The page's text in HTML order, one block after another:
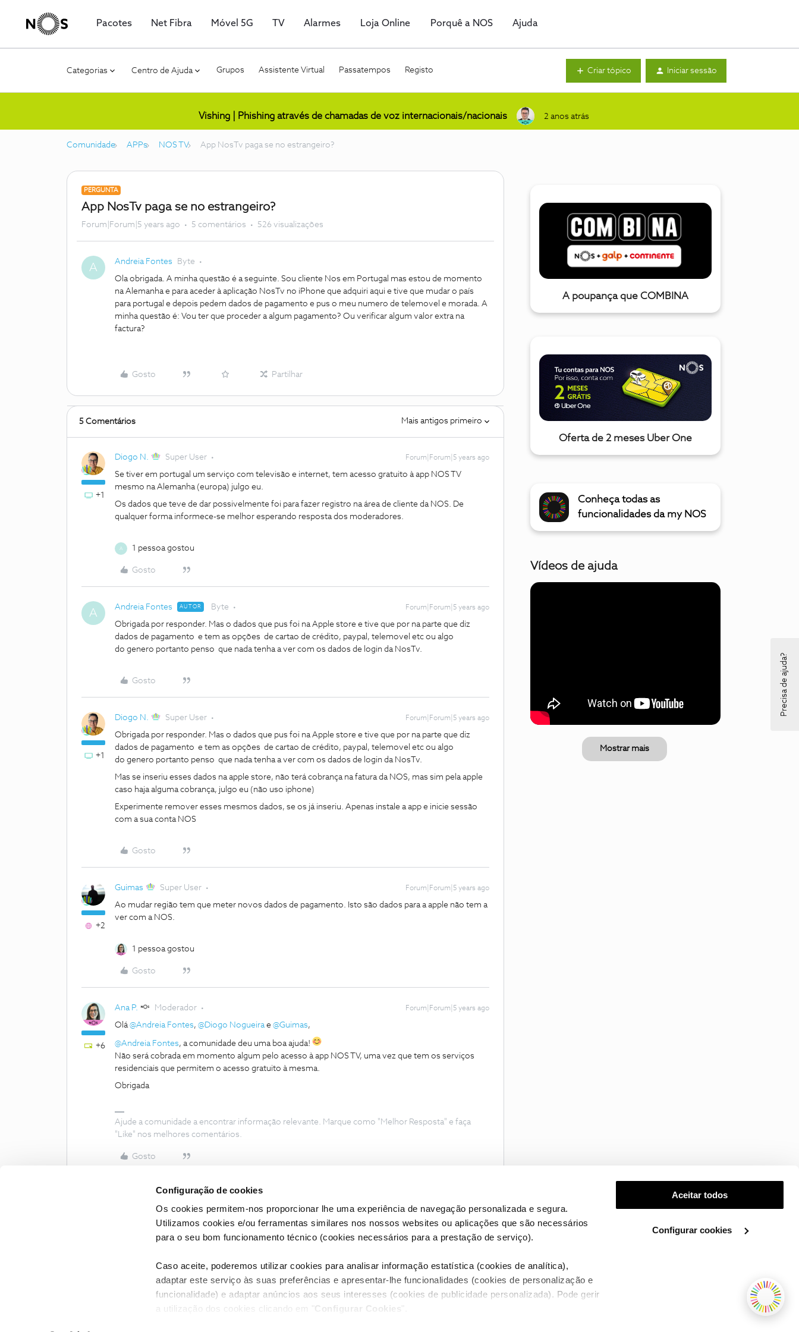
Configuração de cookies
Os cookies permitem-nos proporcionar lhe uma experiência de navegação personalizada e segura.
Utilizamos cookies e/ou ferramentas similares nos nossos websites ou aplicações que são necessários
para o seu bom funcionamento técnico (cookies necessários para a prestação de serviço).
Caso aceite, poderemos utilizar cookies para analisar informação estatística (cookies de analítica),
adaptar este serviço às suas preferências e apresentar-lhe funcionalidades (cookies de personalização e
funcionalidade) e adaptar anúncios aos seus interesses (cookies de publicidade personalizada). Pode gerir
a utilização dos cookies clicando em " Configurar Cookies ".
Aceitar todos
Configurar cookies
Pacotes Net Fibra Móvel 5G TV Alarmes Loja Online Porquê a NOS Ajuda
Categorias Centro de Ajuda Grupos Assistente Virtual Passatempos Registo Criar tópico Iniciar sessão
Vishing | Phishing através de chamadas de voz internacionais/nacionais 2 anos atrás
Comunidade APPs NOS TV App NosTv paga se no estrangeiro?
PERGUNTA
App NosTv paga se no estrangeiro?
Forum|Forum|5 years ago 5 comentários 526 visualizações
A Andreia Fontes Byte
Ola obrigada. A minha questão é a seguinte. Sou cliente Nos em Portugal mas estou de momento
na Alemanha e para aceder à aplicação NosTv no iPhone que adquiri aqui e tive que mudar o país
para portugal e depois pedem dados de pagamento e pus o meu numero de telemovel e morada. A
minha questão é: Vou ter que proceder a algum pagamento? Ou verificar algum valor extra na
factura?
Gosto Partilhar
5 Comentários Mais antigos primeiro
+1
Diogo N. Super User Forum|Forum|5 years ago
Se tiver em portugal um serviço com televisão e internet, tem acesso gratuito à app NOS TV
mesmo na Alemanha (europa) julgo eu.
Os dados que teve de dar possivelmente foi para fazer registro na área de cliente da NOS. De
qualquer forma informece-se melhor esperando resposta dos moderadores.
A 1 pessoa gostou
Gosto
A Andreia Fontes AUTOR Byte Forum|Forum|5 years ago
Obrigada por responder. Mas o dados que pus foi na Apple store e tive que por na parte que diz
dados de pagamento e tem as opções de cartao de crédito, paypal, telemovel etc ou algo
do genero portanto penso que nada tenha a ver com os dados de login da NosTv.
Gosto
+1
Diogo N. Super User Forum|Forum|5 years ago
Obrigada por responder. Mas o dados que pus foi na Apple store e tive que por na parte que diz
dados de pagamento e tem as opções de cartao de crédito, paypal, telemovel etc ou algo
do genero portanto penso que nada tenha a ver com os dados de login da NosTv.
Mas se inseriu esses dados na apple store, não terá cobrança na fatura da NOS, mas sim pela apple
caso haja alguma cobrança, julgo eu (não uso iphone)
Experimente remover esses mesmos dados, se os já inseriu. Apenas instale a app e inicie sessão
com a sua conta NOS
Gosto
+2
Guimas Super User Forum|Forum|5 years ago
Ao mudar região tem que meter novos dados de pagamento. Isto são dados para a apple não tem a
ver com a NOS.
1 pessoa gostou
Gosto
+6
Ana P. Moderador Forum|Forum|5 years ago
Olá@Andreia Fontes, @Diogo Nogueirae @Guimas,
@Andreia Fontes, a comunidade deu uma boa ajuda!
Não será cobrada em momento algum pelo acesso à app NOS TV, uma vez que tem os serviços
residenciais que permitem o acesso gratuito à mesma.
Obrigada
Ajude a comunidade a encontrar informação relevante. Marque como "Melhor Resposta" e faça
"Like" nos melhores comentários.
Gosto
A poupança que COMBINA
Oferta de 2 meses Uber One
Conheça todas as
funcionalidades da my NOS
Vídeos de ajuda
Mostrar mais
Condições do Fórum NOS Accessibility statement
Precisa de ajuda?